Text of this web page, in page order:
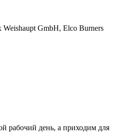
GmbH, Elco Burners
рабочий день, а приходим для